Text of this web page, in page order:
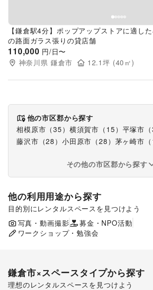
【鎌倉駅4分】ポップアップストアに適し
の路面ガラス張りの貸店舗
110,000 円/日〜
神奈川県 鎌倉市 12.1坪 (40 ㎡)
他の市区郡から探す
相模原市 （35） 横須賀市 （ 15） 平塚市 （
藤沢市 （28 ） 小田原市 （28 ） 茅ヶ崎市 （
その他の市区郡から探す
他の利用用途から探す
目的別にレンタルスペースを見つけよう
ポップアップストア
食品販売 展示会・個
写真・動画撮影
募金・NPO活動
ワークショップ・勉強会
鎌倉市×スペースタイプから探す
理想のレンタルスペースを見つけよう